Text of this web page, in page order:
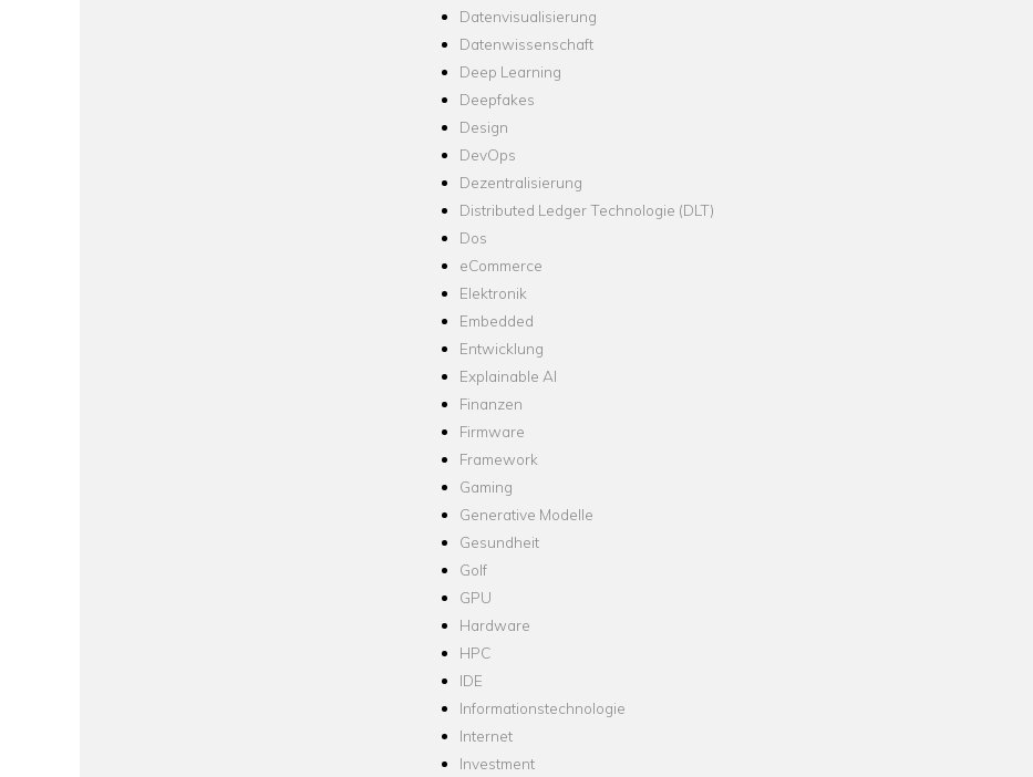
Datenvisualisierung
Datenwissenschaft
Deep Learning
Deepfakes
Design
DevOps
Dezentralisierung
Distributed Ledger Technologie (DLT)
Dos
eCommerce
Elektronik
Embedded
Entwicklung
Explainable AI
Finanzen
Firmware
Framework
Gaming
Generative Modelle
Gesundheit
Golf
GPU
Hardware
HPC
IDE
Informationstechnologie
Internet
Investment